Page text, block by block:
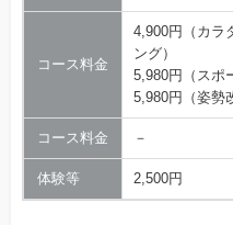
コース料金
4,900円（カラ
ング）
5,980円（スポ
5,980円（姿勢
コース料金 －
体験等 2,500円